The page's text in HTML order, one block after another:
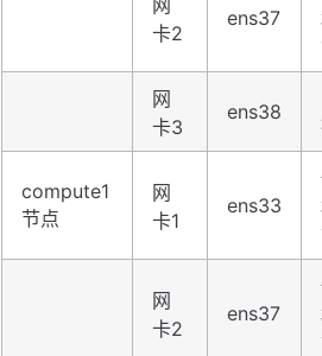
卡2
ens37
网
卡3
ens38
compute1
节点
网
卡1
ens33
网
卡2
ens37